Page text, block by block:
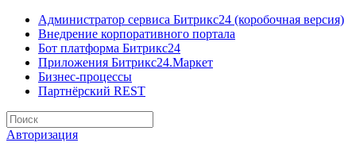
Администратор сервиса Битрикс24 (коробочная версия)
Внедрение корпоративного портала
Бот платформа Битрикс24
Приложения Битрикс24.Маркет
Бизнес-процессы
Партнёрский REST
Авторизация